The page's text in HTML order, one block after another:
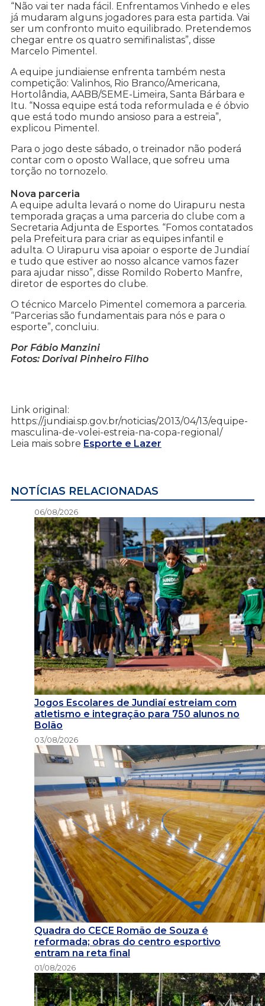
“Não vai ter nada fácil. Enfrentamos Vinhedo e eles
já mudaram alguns jogadores para esta partida. Vai
ser um confronto muito equilibrado. Pretendemos
chegar entre os quatro semifinalistas”, disse
Marcelo Pimentel.
A equipe jundiaiense enfrenta também nesta
competição: Valinhos, Rio Branco/Americana,
Hortolândia, AABB/SEME-Limeira, Santa Bárbara e
Itu. “Nossa equipe está toda reformulada e é óbvio
que está todo mundo ansioso para a estreia”,
explicou Pimentel.
Para o jogo deste sábado, o treinador não poderá
contar com o oposto Wallace, que sofreu uma
torção no tornozelo.
Nova parceria
A equipe adulta levará o nome do Uirapuru nesta
temporada graças a uma parceria do clube com a
Secretaria Adjunta de Esportes. “Fomos contatados
pela Prefeitura para criar as equipes infantil e
adulta. O Uirapuru visa apoiar o esporte de Jundiaí
e tudo que estiver ao nosso alcance vamos fazer
para ajudar nisso”, disse Romildo Roberto Manfre,
diretor de esportes do clube.
O técnico Marcelo Pimentel comemora a parceria.
“Parcerias são fundamentais para nós e para o
esporte”, concluiu.
Por Fábio Manzini
Fotos: Dorival Pinheiro Filho
Link original:
https://jundiai.sp.gov.br/noticias/2013/04/13/equipe-
masculina-de-volei-estreia-na-copa-regional/
Leia mais sobre Esporte e Lazer
NOTÍCIAS RELACIONADAS
06/08/2026
Jogos Escolares de Jundiaí estreiam com
atletismo e integração para 750 alunos no
Bolão
03/08/2026
Quadra do CECE Romão de Souza é
reformada; obras do centro esportivo
entram na reta final
01/08/2026